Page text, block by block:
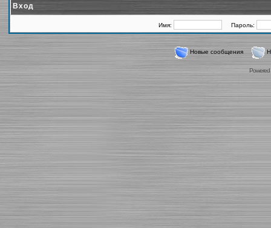
Вход
Имя: Пароль:
Новые сообщения